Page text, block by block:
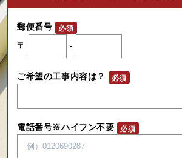
郵便番号
〒
-
ご希望の工事内容は？
電話番号※ハイフン不要